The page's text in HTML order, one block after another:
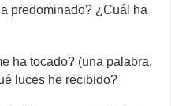
predominado? ¿Cuál ha
ha tocado? (una palabra,
luces he recibido?